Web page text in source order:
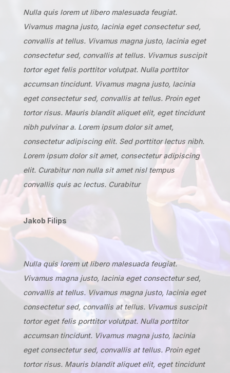
Nulla quis lorem ut libero malesuada feugiat.
Vivamus magna justo, lacinia eget consectetur sed,
convallis at tellus. Vivamus magna justo, lacinia eget
consectetur sed, convallis at tellus. Vivamus suscipit
tortor eget felis porttitor volutpat. Nulla porttitor
accumsan tincidunt. Vivamus magna justo, lacinia
eget consectetur sed, convallis at tellus. Proin eget
tortor risus. Mauris blandit aliquet elit, eget tincidunt
nibh pulvinar a. Lorem ipsum dolor sit amet,
consectetur adipiscing elit. Sed porttitor lectus nibh.
Lorem ipsum dolor sit amet, consectetur adipiscing
elit. Curabitur non nulla sit amet nisl tempus
convallis quis ac lectus. Curabitur
Jakob Filips
Nulla quis lorem ut libero malesuada feugiat.
Vivamus magna justo, lacinia eget consectetur sed,
convallis at tellus. Vivamus magna justo, lacinia eget
consectetur sed, convallis at tellus. Vivamus suscipit
tortor eget felis porttitor volutpat. Nulla porttitor
accumsan tincidunt. Vivamus magna justo, lacinia
eget consectetur sed, convallis at tellus. Proin eget
tortor risus. Mauris blandit aliquet elit, eget tincidunt